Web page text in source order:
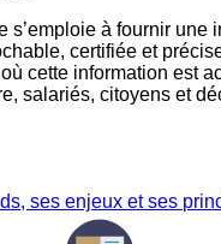
s’emploie à fournir une
certifiée et
cette information est
salariés, citoyens et
ses enjeux et ses